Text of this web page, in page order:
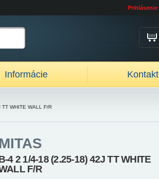
Prihlásenie
Informácie Kontakt
WHITE WALL F/R
MITAS
4 2 1/4-18 (2.25-18) 42J TT WHITE
F/R